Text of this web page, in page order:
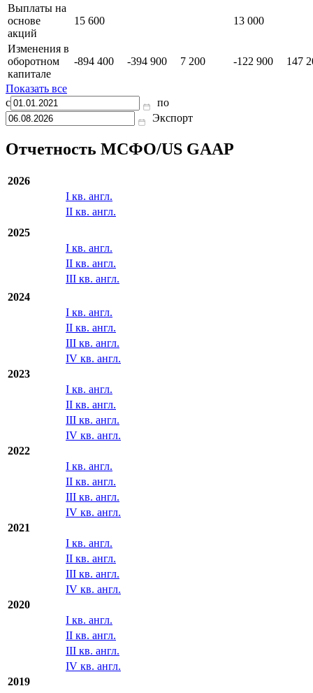
Выплаты на
основе
акций
15 600 13 000
Изменения в
оборотном
капитале
-894 400 -394 900 7 200 -122 900 147
Показать все
с
по
Экспорт
Отчетность МСФО/US GAAP
2026
I кв. англ.
II кв. англ.
2025
I кв. англ.
II кв. англ.
III кв. англ.
2024
I кв. англ.
II кв. англ.
III кв. англ.
IV кв. англ.
2023
I кв. англ.
II кв. англ.
III кв. англ.
IV кв. англ.
2022
I кв. англ.
II кв. англ.
III кв. англ.
IV кв. англ.
2021
I кв. англ.
II кв. англ.
III кв. англ.
IV кв. англ.
2020
I кв. англ.
II кв. англ.
III кв. англ.
IV кв. англ.
2019